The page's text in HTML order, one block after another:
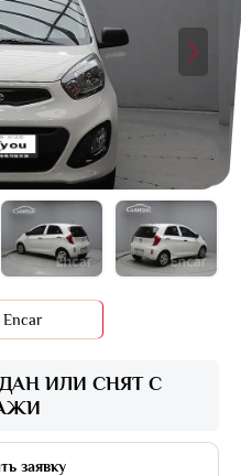
ИЛИ СНЯТ С
заявку
Encar